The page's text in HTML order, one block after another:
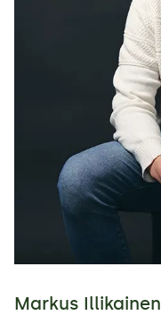
Markus Illikainen